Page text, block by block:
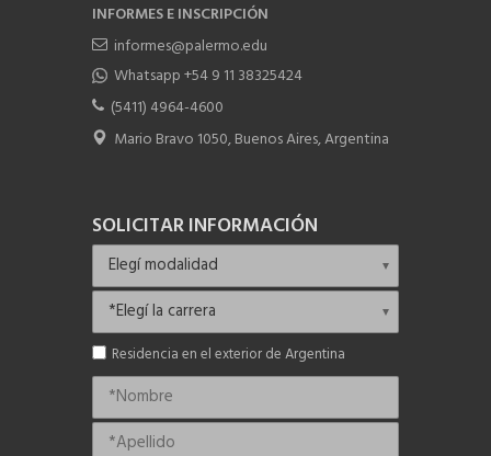
INFORMES E INSCRIPCIÓN
informes@palermo.edu
Whatsapp +54 9 11 38325424
(5411) 4964-4600
Mario Bravo 1050, Buenos Aires, Argentina
SOLICITAR INFORMACIÓN
Residencia en el exterior de Argentina